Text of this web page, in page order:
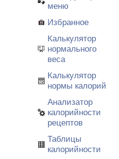
меню
Избранное
Калькулятор
нормального
веса
Калькулятор
нормы калорий
Анализатор
калорийности
рецептов
Таблицы
калорийности